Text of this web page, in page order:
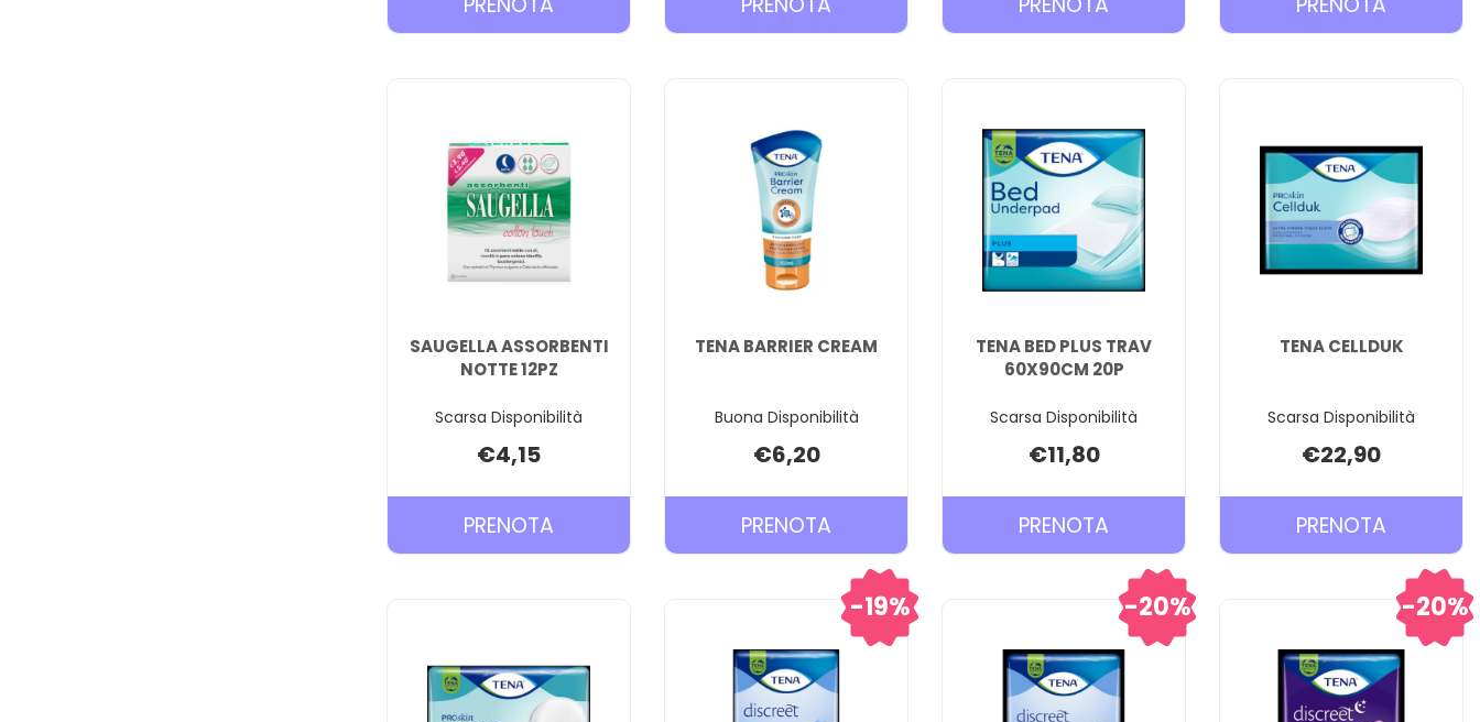
CARE
CARE
LADY
40P AL
CARRELLO
SAUGELLA ASSORBENTI
NOTTE 12PZ
Scarsa Disponibilità
€4,15
PRENOTA PRENOTA SAUGELLA
ASSORBENTI
TENA BARRIER CREAM
Buona Disponibilità
€6,20
PRENOTA
BARRIER
CREAM AL
CARRELLO
TENA BED PLUS TRAV
60X90CM 20P
Scarsa Disponibilità
€11,80
PRENOTA
BED
PLUS
TRAV
60X90CM
20P AL
CARRELLO
TENA CELLDUK
Scarsa Disponibilità
€22,90
PRENOTA
CELLDUK
19% 20% 20%